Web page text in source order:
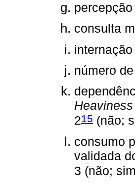
consulta
número
215 (não;
consumo
validada
3 (não;